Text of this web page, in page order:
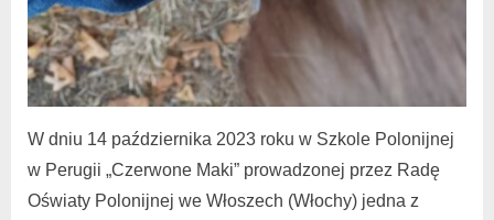
W dniu 14 października 2023 roku w Szkole Polonijnej
w Perugii „Czerwone Maki” prowadzonej przez Radę
Oświaty Polonijnej we Włoszech (Włochy) jedna z